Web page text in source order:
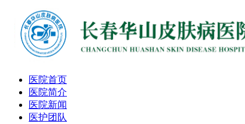
医院首页
医院简介
医院新闻
医护团队